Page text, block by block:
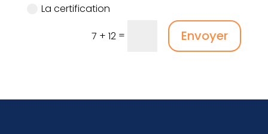
La certification
7 + 12 = Envoyer